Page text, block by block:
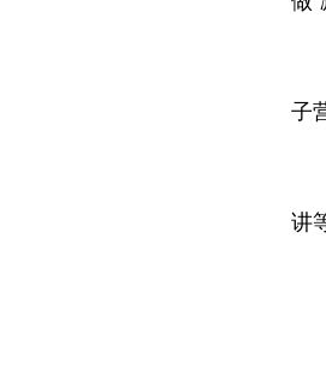
子
讲